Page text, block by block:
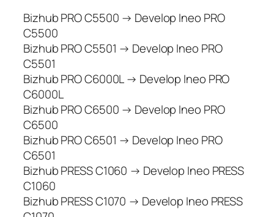
Bizhub PRO C5500 → Develop Ineo PRO
C5500
Bizhub PRO C5501 → Develop Ineo PRO
C5501
Bizhub PRO C6000L → Develop Ineo PRO
C6000L
Bizhub PRO C6500 → Develop Ineo PRO
C6500
Bizhub PRO C6501 → Develop Ineo PRO
C6501
Bizhub PRESS C1060 → Develop Ineo PRESS
C1060
Bizhub PRESS C1070 → Develop Ineo PRESS